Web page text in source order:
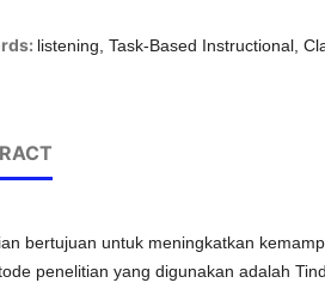
listening, Task-Based Instructional,
bertujuan untuk meningkatkan
penelitian yang digunakan adalah